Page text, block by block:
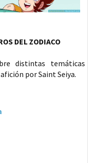
DEL ZODIACO
distintas temáticas
por Saint Seiya.